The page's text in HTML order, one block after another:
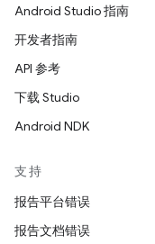
Android Studio 指南
开发者指南
API 参考
下载 Studio
Android NDK
支持
报告平台错误
报告文档错误